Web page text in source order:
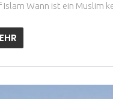
Wann ist ein Muslim